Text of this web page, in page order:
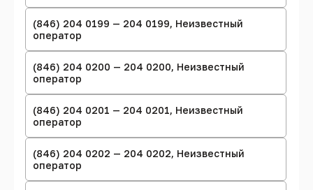
(846) 204 0199 — 204 0199, Неизвестный
оператор
(846) 204 0200 — 204 0200, Неизвестный
оператор
(846) 204 0201 — 204 0201, Неизвестный
оператор
(846) 204 0202 — 204 0202, Неизвестный
оператор